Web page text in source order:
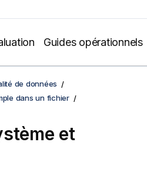
Guides opérationnels
de données
dans un fichier
et